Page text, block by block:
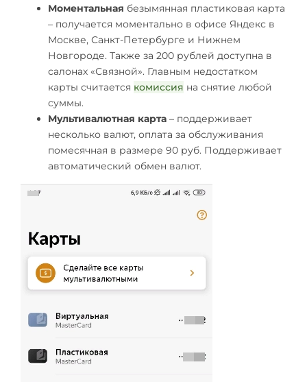
Моментальная безымянная пластиковая карта
– получается моментально в офисе Яндекс в
Москве, Санкт-Петербурге и Нижнем
Новгороде. Также за 200 рублей доступна в
салонах «Связной». Главным недостатком
карты считается комиссия на снятие любой
суммы.
Мультивалютная карта – поддерживает
несколько валют, оплата за обслуживания
помесячная в размере 90 руб. Поддерживает
автоматический обмен валют.